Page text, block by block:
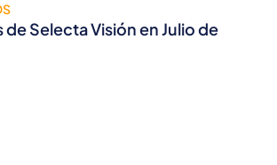
Selecta Visión en Julio de